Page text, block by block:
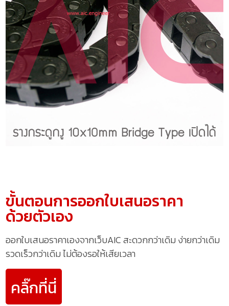
ขั้นตอนการออกใบเสนอราคา
ด้วยตัวเอง
ออกใบเสนอราคาเองจากเว็บAIC สะดวกกว่าเดิม ง่ายกว่าเดิม
รวดเร็วกว่าเดิม ไม่ต้องรอให้เสียเวลา
คลิ๊กที่นี่